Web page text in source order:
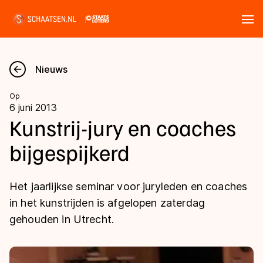
Nieuws
Kalender
Disciplines
Langebaan
Shorttrack
Uitslagen
Langebaan
Tijden & historie
Ranglijsten Langebaan
Nieuws
Op
6 juni 2013
Kunstrij-jury en coaches
bijgespijkerd
Het jaarlijkse seminar voor juryleden en coaches
in het kunstrijden is afgelopen zaterdag
gehouden in Utrecht.